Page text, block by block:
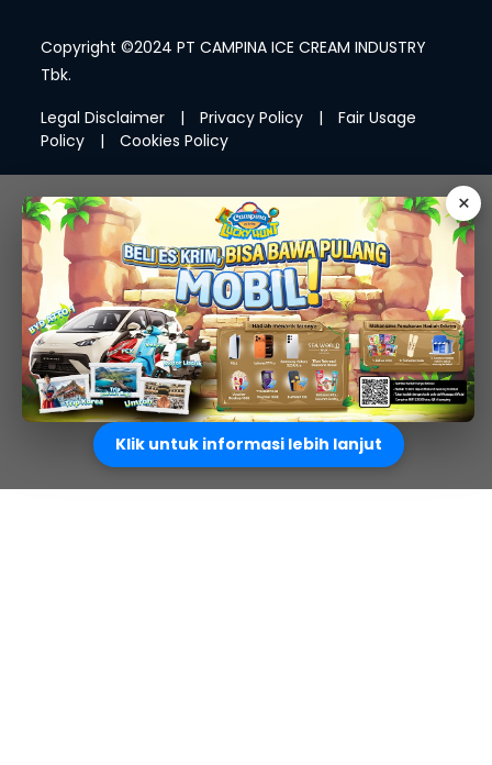
Copyright ©2024 PT CAMPINA ICE CREAM INDUSTRY
Tbk.
Legal Disclaimer
| Privacy Policy |
Fair Usage
Policy
| Cookies Policy
×
Klik untuk informasi lebih lanjut